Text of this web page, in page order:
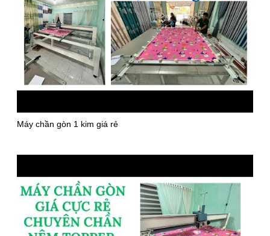
Máy chần gòn 1 kim giá rẻ